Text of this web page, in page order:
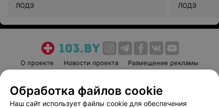
ЛОДЭ ЛОДЭ
О проекте Новости проекта
Размещение рекламы
Пользовательское соглашение
Способы оплаты
Вакансии
Партнеры
Обработка файлов cookie
Наш сайт использует файлы cookie для обеспечения